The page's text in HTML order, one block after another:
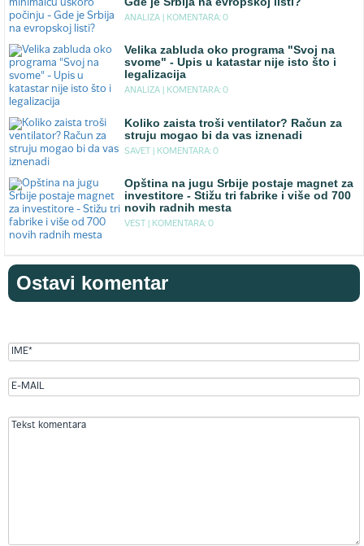
ANALIZA | KOMENTARA: 0
Velika zabluda oko programa "Svoj na
svome" - Upis u katastar nije isto što i
legalizacija
ANALIZA | KOMENTARA: 0
Koliko zaista troši ventilator? Račun za
struju mogao bi da vas iznenadi
SAVET | KOMENTARA: 0
Opština na jugu Srbije postaje magnet za
investitore - Stižu tri fabrike i više od 700
novih radnih mesta
VEST | KOMENTARA: 0
Ostavi komentar